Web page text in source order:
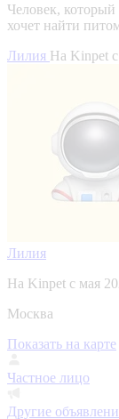
Человек,
хочет найти
Лилия На Kinpet c
Лилия
На Kinpet c мая
Москва
Показать на карте
Частное лицо
Другие